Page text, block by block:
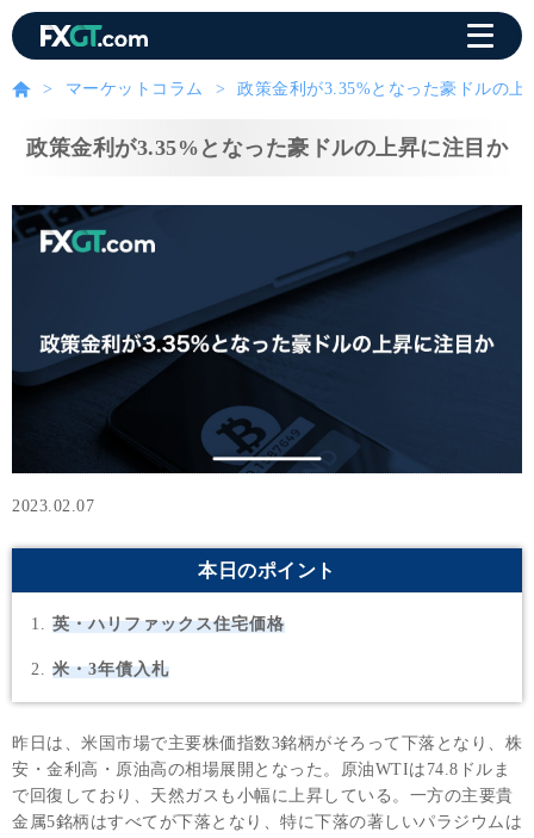
マーケットコラム 政策金利が3.35%となった豪ドルの上
政策金利が3.35%となった豪ドルの上昇に注目か
2023.02.07
本日のポイント
英・ハリファックス住宅価格
米・3年債入札
昨日は、米国市場で主要株価指数3銘柄がそろって下落となり、株
安・金利高・原油高の相場展開となった。原油WTIは74.8ドルま
で回復しており、天然ガスも小幅に上昇している。一方の主要貴
金属5銘柄はすべてが下落となり、特に下落の著しいパラジウムは